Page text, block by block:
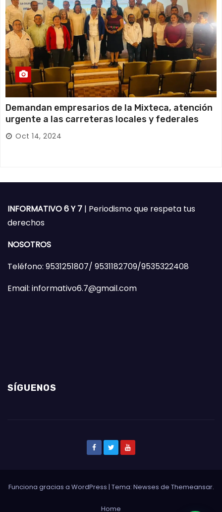
Demandan empresarios de la Mixteca, atención
urgente a las carreteras locales y federales
Oct 14, 2024
INFORMATIVO 6 Y 7 | Periodismo que respeta tus
derechos
NOSOTROS
Teléfono: 9531251807/ 9531182709/9535322408
Email: informativo6.7@gmail.com
SÍGUENOS
Funciona gracias a WordPress | Tema: Newses de Themeansar.
Home